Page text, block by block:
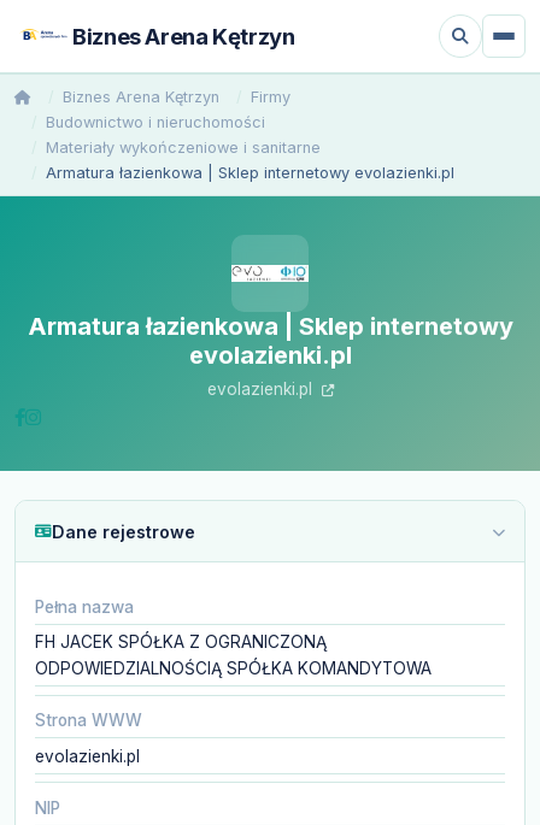
Biznes Arena Kętrzyn
Biznes Arena Kętrzyn
Firmy
Budownictwo i nieruchomości
Materiały wykończeniowe i sanitarne
Armatura łazienkowa | Sklep internetowy evolazienki.pl
Armatura łazienkowa | Sklep internetowy
evolazienki.pl
evolazienki.pl
Dane rejestrowe
Pełna nazwa
FH JACEK SPÓŁKA Z OGRANICZONĄ
ODPOWIEDZIALNOŚCIĄ SPÓŁKA KOMANDYTOWA
Strona WWW
evolazienki.pl
NIP